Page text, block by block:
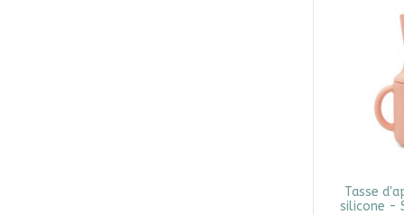
Tasse
silicone -